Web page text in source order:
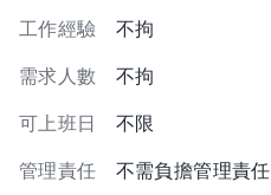
工作經驗 不拘
需求人數 不拘
可上班日 不限
管理責任 不需負擔管理責任